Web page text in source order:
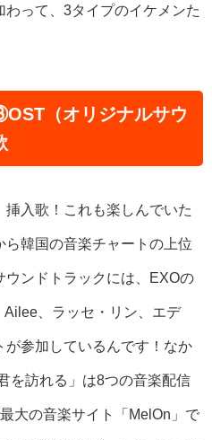
って、3タイプのイケメンた
（オリジナルサウ
挿入歌！これも楽しんでいた
韓国の音楽チャートの上位
ウンドトラックには、EXOの
、ラッセ・リン、エデ
が参加しているんです！なか
を訪れる」は8つの音楽配信
大の音楽サイト「MelOn」で